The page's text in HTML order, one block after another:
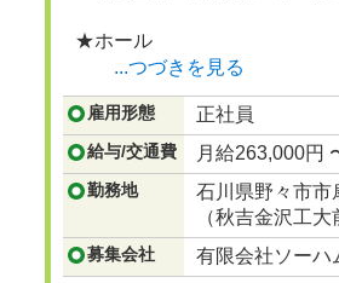
★ホール
...つづきを見る
雇用形態 正社員
給与/交通費 月給263,000円
勤務地
石川県野々市市
（秋吉金沢工大
募集会社 有限会社ソーハ